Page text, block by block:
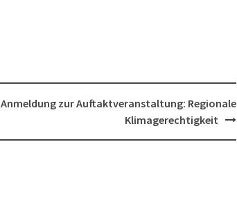
Anmeldung zur Auftaktveranstaltung: Regionale
Klimagerechtigkeit